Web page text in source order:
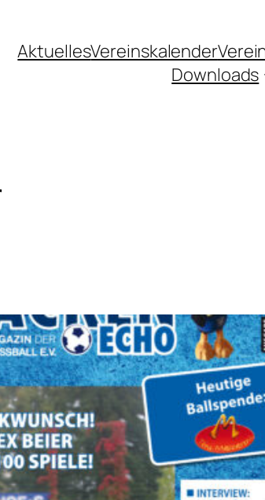
AktuellesVereinskalender
Downloads